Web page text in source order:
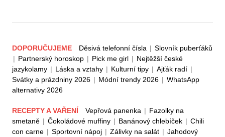
DOPORUČUJEME Děsivá telefonní čísla | Slovník puberťáků
| Partnerský horoskop | Pick me girl | Nejtěžší české
jazykolamy | Láska a vztahy | Kulturní tipy | Ajťák radí |
Svátky a prázdniny 2026 | Módní trendy 2026 | WhatsApp
alternativy 2026
RECEPTY A VAŘENÍ Vepřová panenka | Fazolky na
smetaně | Čokoládové muffiny | Banánový chlebíček | Chili
con carne | Sportovní nápoj | Zálivky na salát | Jahodový